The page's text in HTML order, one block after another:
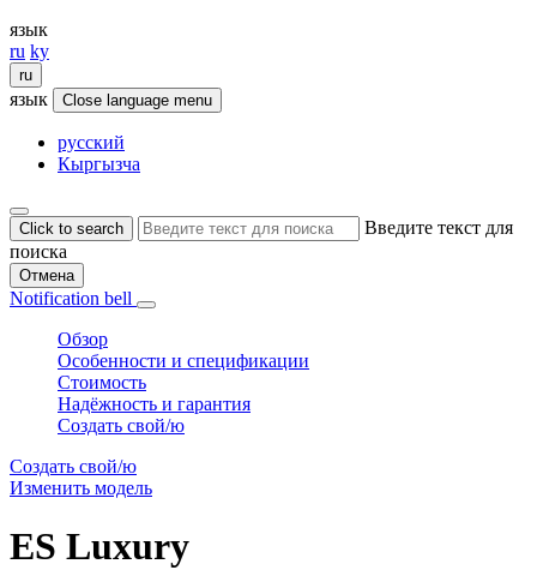
язык
ru ky
ru
язык Close language menu
русский
Кыргызча
Click to search
Введите текст для
поиска
Отмена
Notification bell
Обзор
Особенности и спецификации
Стоимость
Надёжность и гарантия
Создать свой/ю
Создать свой/ю
Изменить модель
ES Luxury